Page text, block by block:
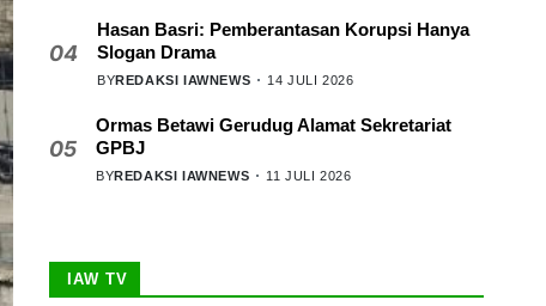
04
Hasan Basri: Pemberantasan Korupsi Hanya
Slogan Drama
BYREDAKSI IAWNEWS 14 JULI 2026
05
Ormas Betawi Gerudug Alamat Sekretariat
GPBJ
BYREDAKSI IAWNEWS 11 JULI 2026
IAW TV